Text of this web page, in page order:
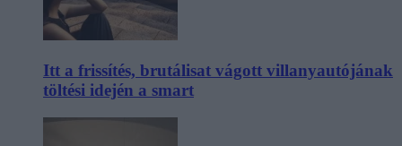
Itt a frissítés, brutálisat vágott villanyautójának
töltési idején a smart